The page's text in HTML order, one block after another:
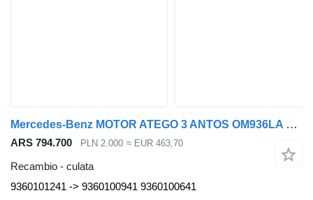
Mercedes-Benz MOTOR ATEGO 3 ANTOS OM936LA 9360101241 culata para Mercedes-Benz ATEGO ANTOS camión
ARS 794.700 PLN 2.000 ≈ EUR 463,70
Recambio - culata
9360101241 -> 9360100941 9360100641